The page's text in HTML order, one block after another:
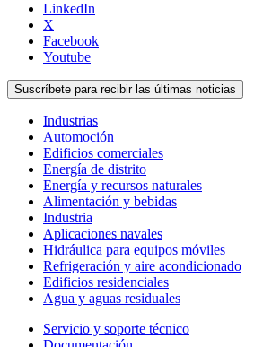
LinkedIn
X
Facebook
Youtube
Suscríbete para recibir las últimas noticias
Industrias
Automoción
Edificios comerciales
Energía de distrito
Energía y recursos naturales
Alimentación y bebidas
Industria
Aplicaciones navales
Hidráulica para equipos móviles
Refrigeración y aire acondicionado
Edificios residenciales
Agua y aguas residuales
Servicio y soporte técnico